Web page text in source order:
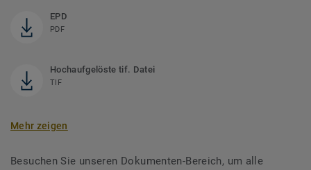
EPD
PDF
Hochaufgelöste tif. Datei
TIF
Mehr zeigen
Besuchen Sie unseren Dokumenten-Bereich, um alle